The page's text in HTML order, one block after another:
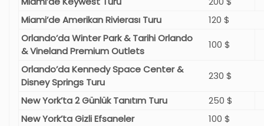
Miami’de Amerikan Rivierası Turu
120 $
Orlando’da Winter Park & Tarihi Orlando
& Vineland Premium Outlets
100 $
Orlando’da Kennedy Space Center &
Disney Springs Turu
230 $
New York’ta 2 Günlük Tanıtım Turu
250 $
New York’ta Gizli Efsaneler
100 $